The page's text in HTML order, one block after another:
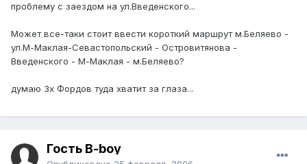
проблему с заездом на ул.Введенского...
Может все-таки стоит ввести короткий маршрут м.Беляево -
ул.М-Маклая-Севастопольский - Островитянова -
Введенского - М-Маклая - м.Беляево?
думаю 3х Фордов туда хватит за глаза...
Гость B-boy